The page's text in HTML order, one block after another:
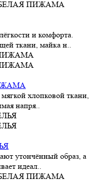
и комфорта.
ткани, майка н..
хлопковой ткани,
напря..
утончённый образ, а
идеал..